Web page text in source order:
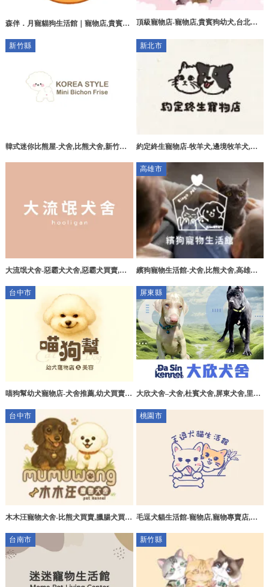
森伴．月寵貓狗生活館｜寵物店,貴賓幼
頂級寵物店-寵物店,貴賓狗幼犬,台北寵
新竹縣
韓式迷你比熊屋-犬舍,比熊犬舍,新竹犬
新北市
約定終生寵物店-牧羊犬,邊境牧羊犬,邊
犬,鶯歌邊境牧羊犬買賣
大流氓犬舍-惡霸犬犬舍,惡霸犬買賣,高
霸犬犬舍
高雄市
繽狗寵物生活館-犬舍,比熊犬舍,高雄比
高雄貓舍推薦,高雄英短貓舍推薦
台中市
喵狗幫幼犬寵物店-犬舍推薦,幼犬買賣,
推薦
屏東縣
大欣犬舍–犬舍,杜賓犬舍,屏東犬舍,里港
台中市
木木汪寵物犬舍-比熊犬買賣,臘腸犬買
中比熊犬,台中臘腸犬,台中幼犬,台中犬
舍,寵物店,幼犬買賣,合法犬舍
桃園市
毛逗犬貓生活館-寵物店,寵物專賣店,桃
台南市
新竹縣